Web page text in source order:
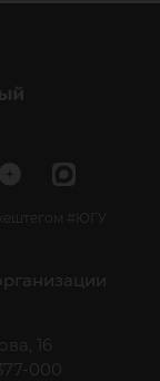
#ЮГУ
16
000